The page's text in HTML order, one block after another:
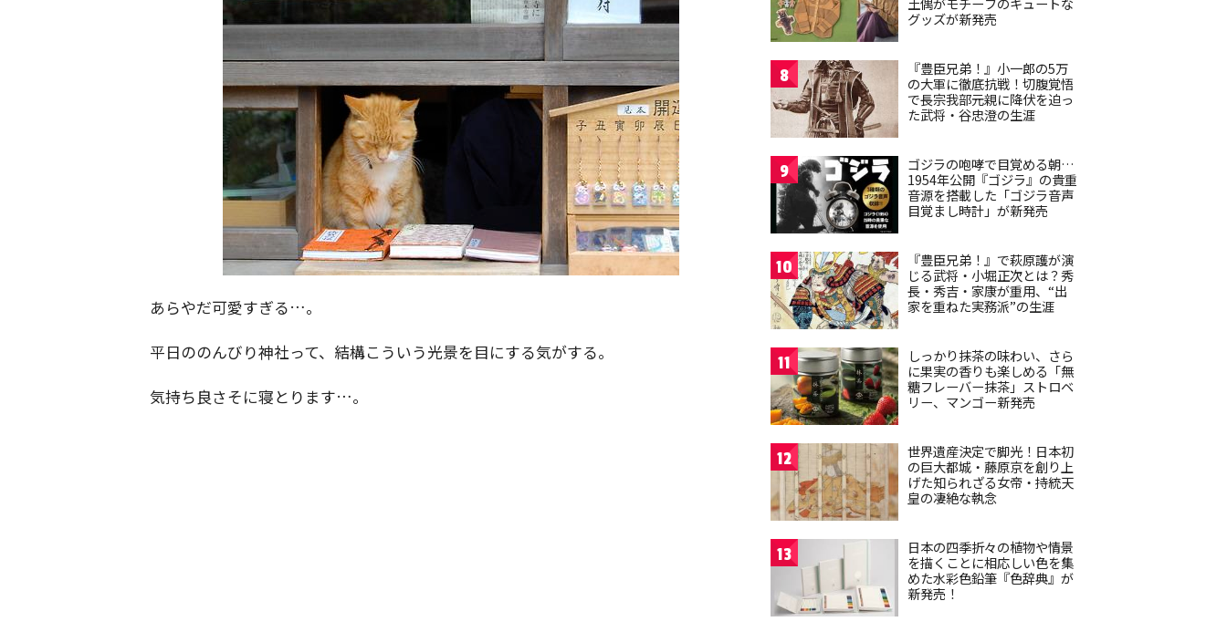
あらやだ可愛すぎる…。
平日ののんびり神社って、結構こういう光景を目にする気がする。
気持ち良さそに寝とります…。
グッズが新発売
8
『豊臣兄弟！』小一郎の5万
の大軍に徹底抗戦！切腹覚悟
で長宗我部元親に降伏を迫っ
た武将・谷忠澄の生涯
9
ゴジラの咆哮で目覚める朝…
1954年公開『ゴジラ』の貴重
音源を搭載した「ゴジラ音声
目覚まし時計」が新発売
10
『豊臣兄弟！』で萩原護が演
じる武将・小堀正次とは？秀
長・秀吉・家康が重用、“出
家を重ねた実務派”の生涯
11
しっかり抹茶の味わい、さら
に果実の香りも楽しめる「無
糖フレーバー抹茶」ストロベ
リー、マンゴー新発売
12
世界遺産決定で脚光！日本初
の巨大都城・藤原京を創り上
げた知られざる女帝・持統天
皇の凄絶な執念
13
日本の四季折々の植物や情景
を描くことに相応しい色を集
めた水彩色鉛筆『色辞典』が
新発売！